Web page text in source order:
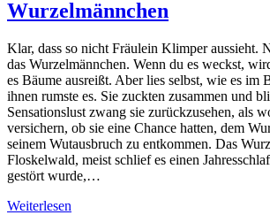
Wurzelmännchen
Klar, dass so nicht Fräulein Klimper aussieht.
das Wurzelmännchen. Wenn du es weckst,
es Bäume ausreißt. Aber lies selbst, wie es im
ihnen rumste es. Sie zuckten zusammen und
Sensationslust zwang sie zurückzusehen, als
versichern, ob sie eine Chance hatten, dem
seinem Wutausbruch zu entkommen. Das
Floskelwald, meist schlief es einen
gestört wurde,…
Weiterlesen